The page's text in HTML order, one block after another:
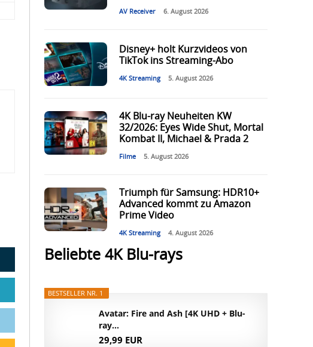
AV Receiver 6. August 2026
Disney+ holt Kurzvideos von
TikTok ins Streaming-Abo
4K Streaming 5. August 2026
4K Blu-ray Neuheiten KW
32/2026: Eyes Wide Shut, Mortal
Kombat II, Michael & Prada 2
Filme 5. August 2026
Triumph für Samsung: HDR10+
Advanced kommt zu Amazon
Prime Video
4K Streaming 4. August 2026
Beliebte 4K Blu-rays
BESTSELLER NR. 1
Avatar: Fire and Ash [4K UHD + Blu-
ray...
29,99 EUR